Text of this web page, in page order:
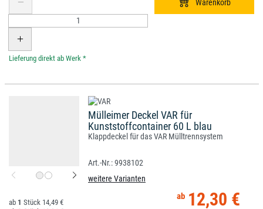
*
Mülleimer Deckel VAR für
Kunststoffcontainer 60 L blau
Klappdeckel für das VAR Mülltrennsystem
9938102
weitere Varianten
12,30 €
1
14,49 €